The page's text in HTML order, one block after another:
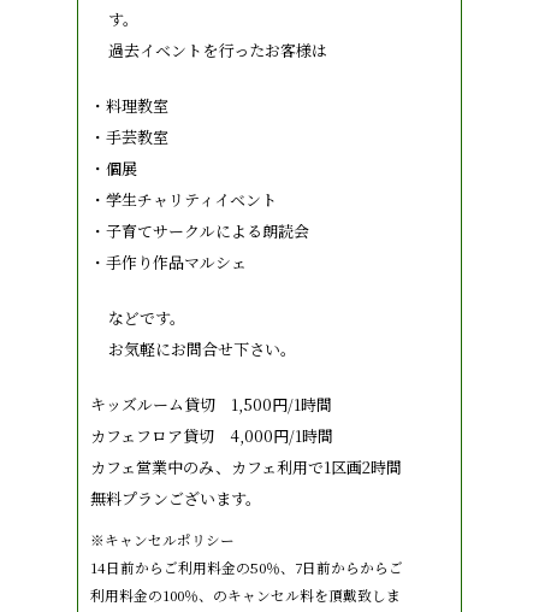
す。
過去イベントを行ったお客様は
・料理教室
・手芸教室
・個展
・学生チャリティイベント
・子育てサークルによる朗読会
・手作り作品マルシェ
などです。
お気軽にお問合せ下さい。
キッズルーム貸切 1,500円/1時間
カフェフロア貸切 4,000円/1時間
カフェ営業中のみ、カフェ利用で1区画2時間
無料プランございます。
※キャンセルポリシー
14日前からご利用料金の50％、7日前からからご
利用料金の100％、のキャンセル料を頂戴致しま